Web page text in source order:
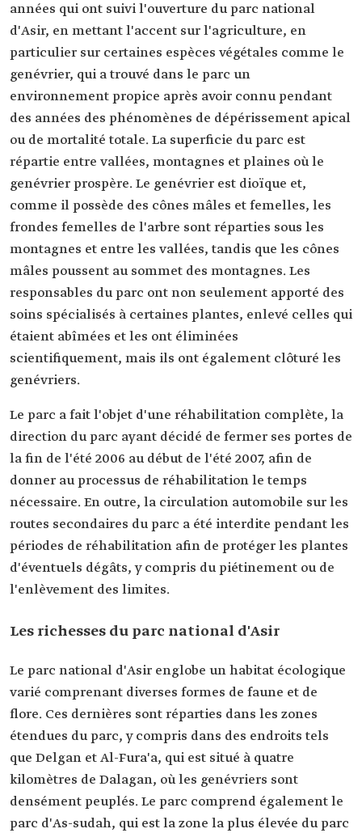
années qui ont suivi l'ouverture du parc national
d'Asir, en mettant l'accent sur l'agriculture, en
particulier sur certaines espèces végétales comme le
genévrier, qui a trouvé dans le parc un
environnement propice après avoir connu pendant
des années des phénomènes de dépérissement apical
ou de mortalité totale. La superficie du parc est
répartie entre vallées, montagnes et plaines où le
genévrier prospère. Le genévrier est dioïque et,
comme il possède des cônes mâles et femelles, les
frondes femelles de l'arbre sont réparties sous les
montagnes et entre les vallées, tandis que les cônes
mâles poussent au sommet des montagnes. Les
responsables du parc ont non seulement apporté des
soins spécialisés à certaines plantes, enlevé celles qui
étaient abîmées et les ont éliminées
scientifiquement, mais ils ont également clôturé les
genévriers.
Le parc a fait l'objet d'une réhabilitation complète, la
direction du parc ayant décidé de fermer ses portes de
la fin de l'été 2006 au début de l'été 2007, afin de
donner au processus de réhabilitation le temps
nécessaire. En outre, la circulation automobile sur les
routes secondaires du parc a été interdite pendant les
périodes de réhabilitation afin de protéger les plantes
d'éventuels dégâts, y compris du piétinement ou de
l'enlèvement des limites.
Les richesses du parc national d'Asir
Le parc national d'Asir englobe un habitat écologique
varié comprenant diverses formes de faune et de
flore. Ces dernières sont réparties dans les zones
étendues du parc, y compris dans des endroits tels
que Delgan et Al-Fura'a, qui est situé à quatre
kilomètres de Dalagan, où les genévriers sont
densément peuplés. Le parc comprend également le
parc d'As-sudah, qui est la zone la plus élevée du parc